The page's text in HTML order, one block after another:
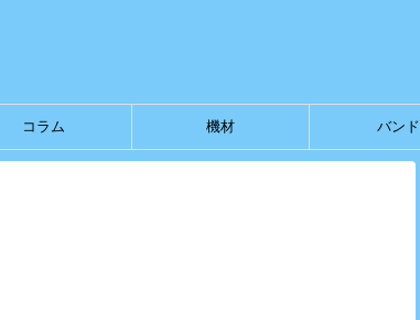
コラム 機材 バンド